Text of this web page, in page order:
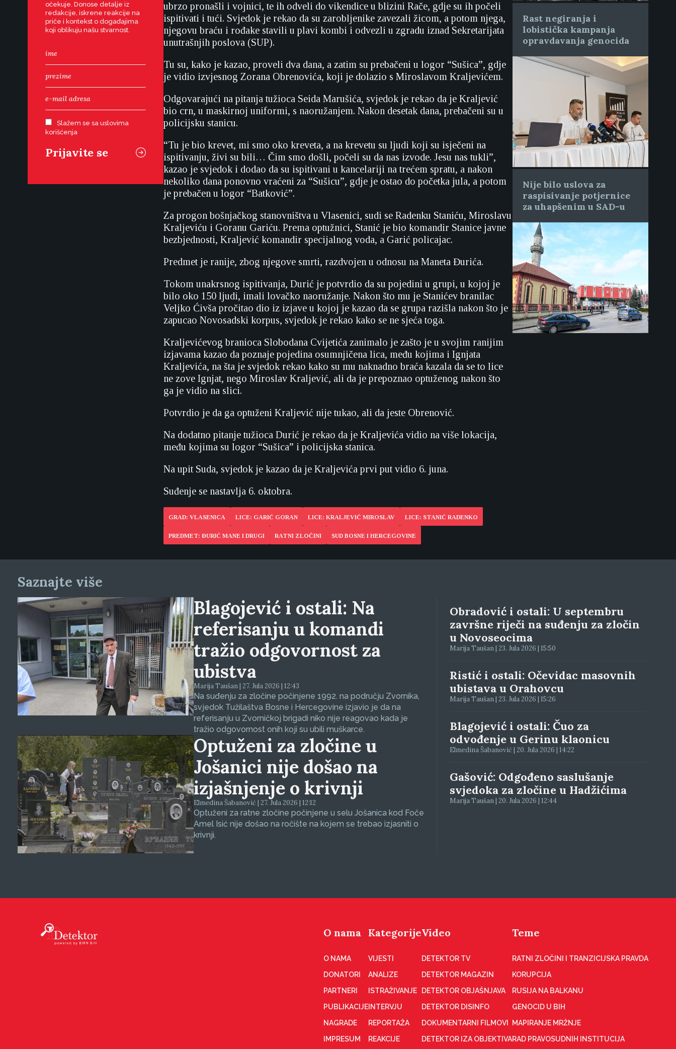
očekuje. Donose detalje iz
redakcije, iskrene reakcije na
priče i kontekst o događajima
koji oblikuju našu stvarnost.
Slažem se sa uslovima
korišćenja
ubrzo pronašli i vojnici, te ih odveli do vikendice u blizini Rače, gdje su ih počeli
ispitivati i tući. Svjedok je rekao da su zarobljenike zavezali žicom, a potom njega,
njegovu braću i rođake stavili u plavi kombi i odvezli u zgradu iznad Sekretarijata
unutrašnjih poslova (SUP).
Tu su, kako je kazao, proveli dva dana, a zatim su prebačeni u logor “Sušica”, gdje
je vidio izvjesnog Zorana Obrenovića, koji je dolazio s Miroslavom Kraljevićem.
Odgovarajući na pitanja tužioca Seida Marušića, svjedok je rekao da je Kraljević
bio crn, u maskirnoj uniformi, s naoružanjem. Nakon desetak dana, prebačeni su u
policijsku stanicu.
“Tu je bio krevet, mi smo oko kreveta, a na krevetu su ljudi koji su isječeni na
ispitivanju, živi su bili… Čim smo došli, počeli su da nas izvode. Jesu nas tukli”,
kazao je svjedok i dodao da su ispitivani u kancelariji na trećem spratu, a nakon
nekoliko dana ponovno vraćeni za “Sušicu”, gdje je ostao do početka jula, a potom
je prebačen u logor “Batković”.
Za progon bošnjačkog stanovništva u Vlasenici, sudi se Radenku Staniću, Miroslavu
Kraljeviću i Goranu Gariću. Prema optužnici, Stanić je bio komandir Stanice javne
bezbjednosti, Kraljević komandir specijalnog voda, a Garić policajac.
Predmet je ranije, zbog njegove smrti, razdvojen u odnosu na Maneta Đurića.
Tokom unakrsnog ispitivanja, Durić je potvrdio da su pojedini u grupi, u kojoj je
bilo oko 150 ljudi, imali lovačko naoružanje. Nakon što mu je Stanićev branilac
Veljko Ćivša pročitao dio iz izjave u kojoj je kazao da se grupa razišla nakon što je
zapucao Novosadski korpus, svjedok je rekao kako se ne sjeća toga.
Kraljevićevog branioca Slobodana Cvijetića zanimalo je zašto je u svojim ranijim
izjavama kazao da poznaje pojedina osumnjičena lica, među kojima i Ignjata
Kraljevića, na šta je svjedok rekao kako su mu naknadno braća kazala da se to lice
ne zove Ignjat, nego Miroslav Kraljević, ali da je prepoznao optuženog nakon što
ga je vidio na slici.
Potvrdio je da ga optuženi Kraljević nije tukao, ali da jeste Obrenović.
Na dodatno pitanje tužioca Durić je rekao da je Kraljevića vidio na više lokacija,
među kojima su logor “Sušica” i policijska stanica.
Na upit Suda, svjedok je kazao da je Kraljevića prvi put vidio 6. juna.
Suđenje se nastavlja 6. oktobra.
GRAD: VLASENICA LICE: GARIĆ GORAN LICE: KRALJEVIĆ MIROSLAV LICE: STANIĆ RADENKO
PREDMET: ĐURIĆ MANE I DRUGI RATNI ZLOČINI SUD BOSNE I HERCEGOVINE
Rast negiranja i
lobistička kampanja
opravdavanja genocida
Nije bilo uslova za
raspisivanje potjernice
za uhapšenim u SAD-u
Saznajte više
Blagojević i ostali: Na
referisanju u komandi
tražio odgovornost za
ubistva
Marija Taušan | 27. Jula 2026 | 12:43
Na suđenju za zločine počinjene 1992. na području Zvornika,
svjedok Tužilaštva Bosne i Hercegovine izjavio je da na
referisanju u Zvorničkoj brigadi niko nije reagovao kada je
tražio odgovornost onih koji su ubili muškarce.
Optuženi za zločine u
Jošanici nije došao na
izjašnjenje o krivnji
Elmedina Šabanović | 27. Jula 2026 | 12:12
Optuženi za ratne zločine počinjene u selu Jošanica kod Foče
Amel Isić nije došao na ročište na kojem se trebao izjasniti o
krivnji.
Obradović i ostali: U septembru
završne riječi na suđenju za zločin
u Novoseocima
Marija Taušan | 23. Jula 2026 | 15:50
Ristić i ostali: Očevidac masovnih
ubistava u Orahovcu
Marija Taušan | 23. Jula 2026 | 15:26
Blagojević i ostali: Čuo za
odvođenje u Gerinu klaonicu
Elmedina Šabanović | 20. Jula 2026 | 14:22
Gašović: Odgođeno saslušanje
svjedoka za zločine u Hadžićima
Marija Taušan | 20. Jula 2026 | 12:44
O nama
O NAMA
DONATORI
PARTNERI
PUBLIKACIJE
NAGRADE
IMPRESUM
Kategorije
VIJESTI
ANALIZE
ISTRAŽIVANJE
INTERVJU
REPORTAŽA
REAKCIJE
Video
DETEKTOR TV
DETEKTOR MAGAZIN
DETEKTOR OBJAŠNJAVA
DETEKTOR DISINFO
DOKUMENTARNI FILMOVI
DETEKTOR IZA OBJEKTIVA
Teme
RATNI ZLOČINI I TRANZICIJSKA PRAVDA
KORUPCIJA
RUSIJA NA BALKANU
GENOCID U BIH
MAPIRANJE MRŽNJE
RAD PRAVOSUDNIH INSTITUCIJA